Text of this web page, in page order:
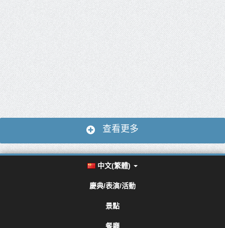
查看更多
中文(繁體)
慶典/表演/活動
景點
餐廳